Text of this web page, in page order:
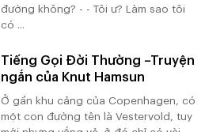
đường không? - - Tôi ư? Làm sao tôi
có ...
Tiếng Gọi Đời Thường –Truyện
ngắn của Knut Hamsun
Ở gần khu cảng của Copenhagen, có
một con đường tên là Vestervold, tuy